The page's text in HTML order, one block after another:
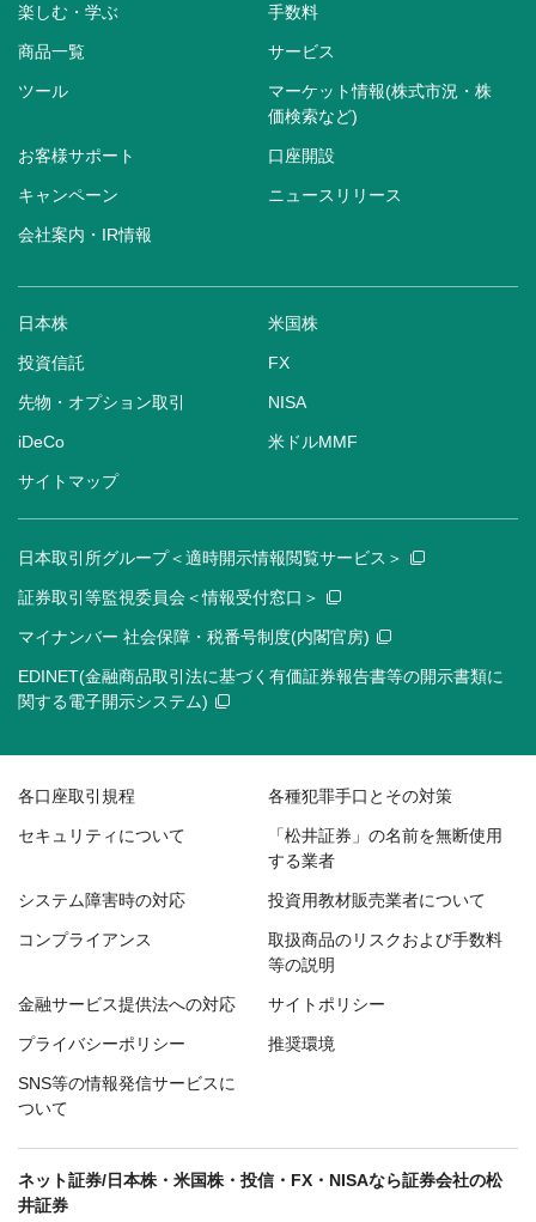
楽しむ・学ぶ 手数料
商品一覧 サービス
ツール
マーケット情報(株式市況・株
価検索など)
お客様サポート 口座開設
キャンペーン ニュースリリース
会社案内・IR情報
日本株 米国株
投資信託 FX
先物・オプション取引 NISA
iDeCo 米ドルMMF
サイトマップ
日本取引所グループ＜適時開示情報閲覧サービス＞
証券取引等監視委員会＜情報受付窓口＞
マイナンバー 社会保障・税番号制度(内閣官房)
EDINET(金融商品取引法に基づく有価証券報告書等の開示書類に
関する電子開示システム)
各口座取引規程 各種犯罪手口とその対策
セキュリティについて
「松井証券」の名前を無断使用
する業者
システム障害時の対応 投資用教材販売業者について
コンプライアンス
取扱商品のリスクおよび手数料
等の説明
金融サービス提供法への対応 サイトポリシー
プライバシーポリシー 推奨環境
SNS等の情報発信サービスに
ついて
ネット証券/日本株・米国株・投信・FX・NISAなら証券会社の松
井証券